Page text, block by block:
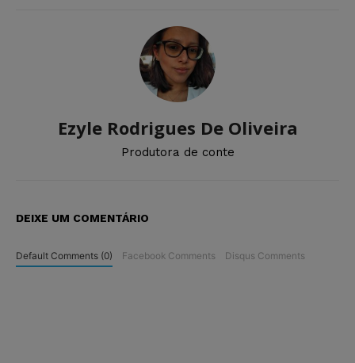
Ezyle Rodrigues De Oliveira
Produtora de conte
DEIXE UM COMENTÁRIO
Default Comments (0) Facebook Comments Disqus Comments